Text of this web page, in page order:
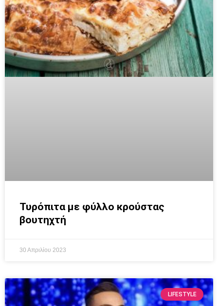
Τυρόπιτα με φύλλο κρούστας
βουτηχτή
30 Απριλίου 2023
LIFESTYLE